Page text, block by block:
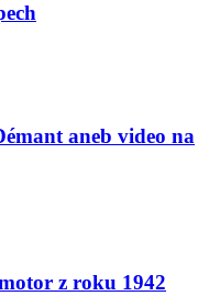
aneb video na
z roku 1942